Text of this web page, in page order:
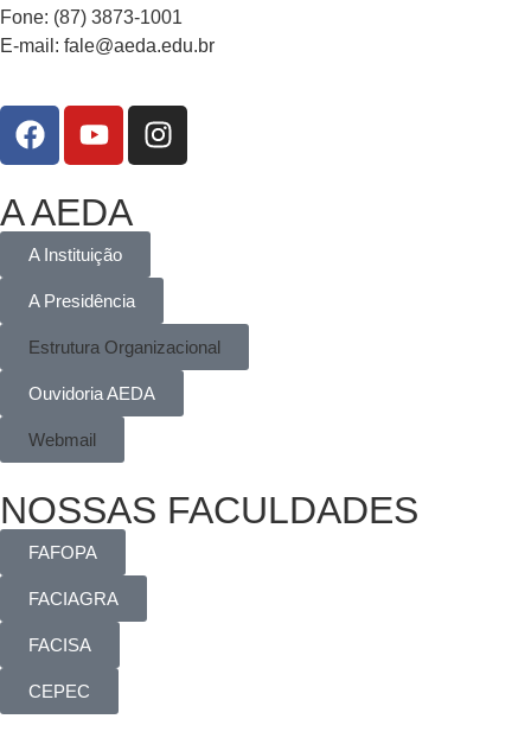
Fone: (87) 3873-1001
E-mail: fale@aeda.edu.br
A AEDA
A Instituição
A Presidência
Estrutura Organizacional
Ouvidoria AEDA
Webmail
NOSSAS FACULDADES
FAFOPA
FACIAGRA
FACISA
CEPEC